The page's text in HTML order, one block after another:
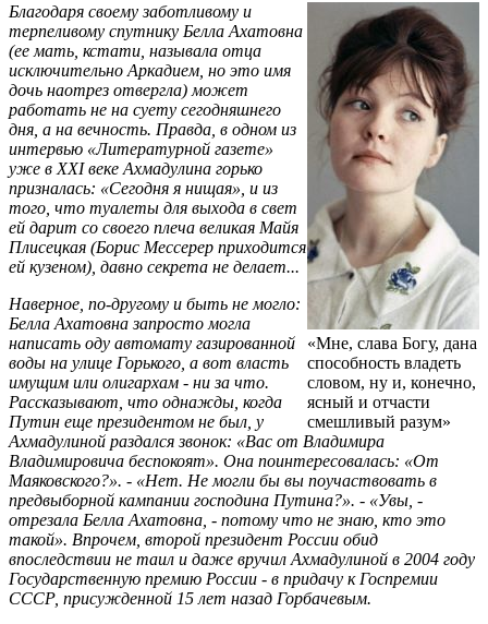
«Мне, слава Богу, дана
способность владеть
словом, ну и, конечно,
ясный и отчасти
смешливый разум»
Благодаря своему заботливому и
терпеливому спутнику Белла Ахатовна
(ее мать, кстати, называла отца
исключительно Аркадием, но это имя
дочь наотрез отвергла) может
работать не на суету сегодняшнего
дня, а на вечность. Правда, в одном из
интервью «Литературной газете»
уже в ХХI веке Ахмадулина горько
призналась: «Сегодня я нищая», и из
того, что туалеты для выхода в свет
ей дарит со своего плеча великая Майя
Плисецкая (Борис Мессерер приходится
ей кузеном), давно секрета не делает...
Наверное, по-другому и быть не могло:
Белла Ахатовна запросто могла
написать оду автомату газированной
воды на улице Горького, а вот власть
имущим или олигархам - ни за что.
Рассказывают, что однажды, когда
Путин еще президентом не был, у
Ахмадулиной раздался звонок: «Вас от Владимира
Владимировича беспокоят». Она поинтересовалась: «От
Маяковского?». - «Нет. Не могли бы вы поучаствовать в
предвыборной кампании господина Путина?». - «Увы, -
отрезала Белла Ахатовна, - потому что не знаю, кто это
такой». Впрочем, второй президент России обид
впоследствии не таил и даже вручил Ахмадулиной в 2004 году
Государственную премию России - в придачу к Госпремии
СССР, присужденной 15 лет назад Горбачевым.